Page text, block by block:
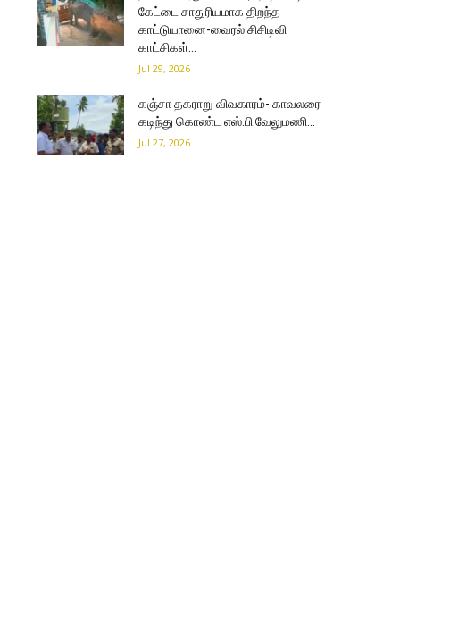
கேட்டை சாதுரியமாக திறந்த
காட்டுயானை-வைரல் சிசிடிவி
காட்சிகள்…
Jul 29, 2026
கஞ்சா தகராறு விவகாரம்- காவலரை
கடிந்து கொண்ட எஸ்.பி.வேலுமணி…
Jul 27, 2026